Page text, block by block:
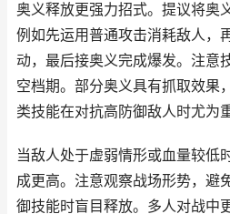
奥义释放更强力招式。提议将奥
例如先运用普通攻击消耗敌人，
动，最后接奥义完成爆发。注意
空档期。部分奥义具有抓取效果
类技能在对抗高防御敌人时尤为
当敌人处于虚弱情形或血量较低
成更高。注意观察战场形势，避
御技能时盲目释放。多人对战中